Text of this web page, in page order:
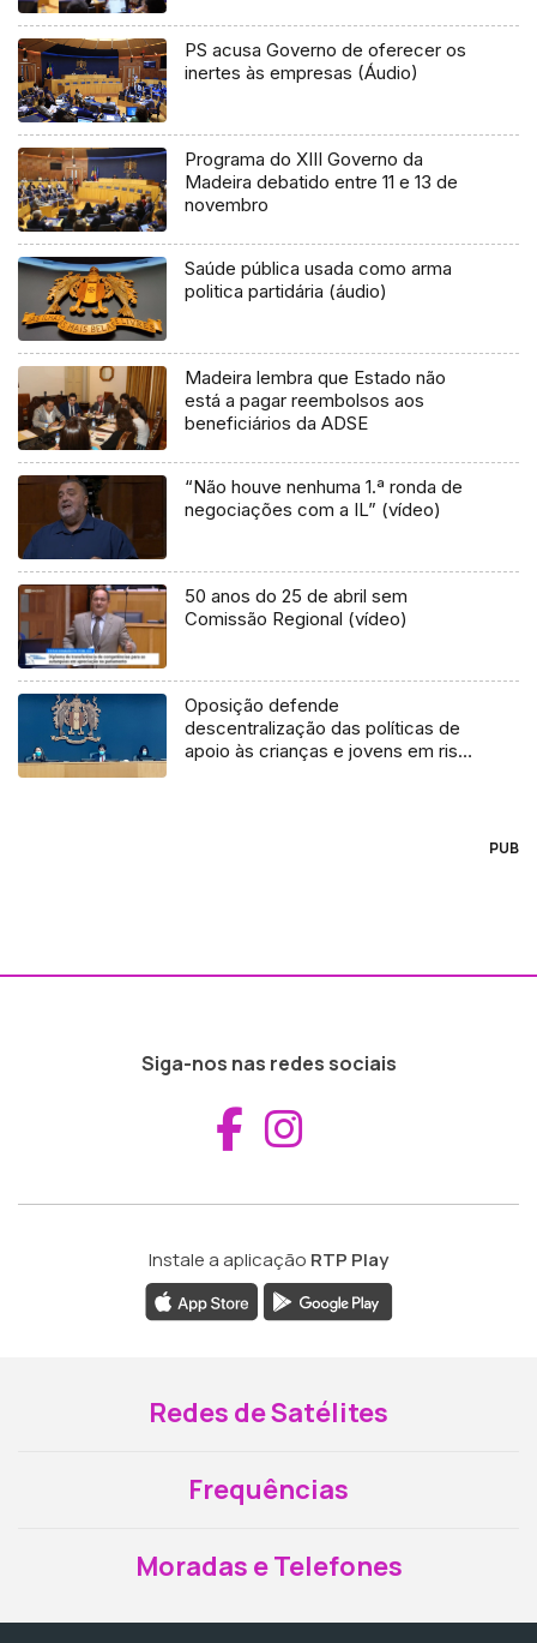
PS acusa Governo de oferecer os
inertes às empresas (Áudio)
Programa do XIII Governo da
Madeira debatido entre 11 e 13 de
novembro
Saúde pública usada como arma
politica partidária (áudio)
Madeira lembra que Estado não
está a pagar reembolsos aos
beneficiários da ADSE
“Não houve nenhuma 1.ª ronda de
negociações com a IL” (vídeo)
50 anos do 25 de abril sem
Comissão Regional (vídeo)
Oposição defende
descentralização das políticas de
apoio às crianças e jovens em risco
PUB
Siga-nos nas redes sociais
Aceder ao
Instale a aplicação RTP Play
Redes de Satélites
Frequências
Moradas e Telefones